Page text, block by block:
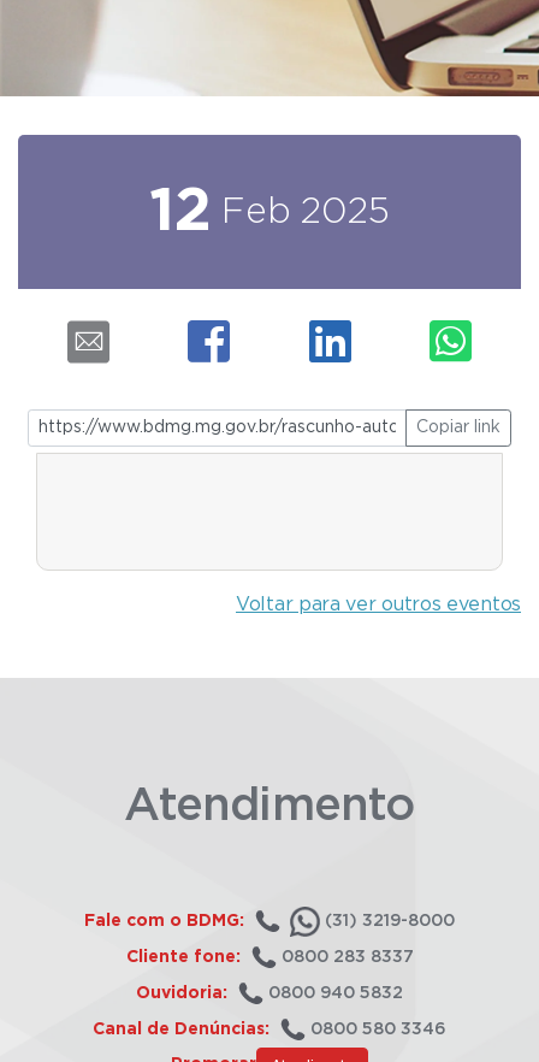
12 Feb 2025
Copiar link
Voltar para ver outros eventos
Atendimento
Fale com o BDMG: (31) 3219-8000
Cliente fone: 0800 283 8337
Ouvidoria: 0800 940 5832
Canal de Denúncias: 0800 580 3346